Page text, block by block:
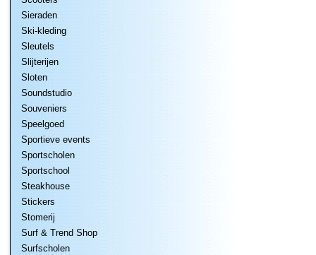
Sieraden
Ski-kleding
Sleutels
Slijterijen
Sloten
Soundstudio
Souveniers
Speelgoed
Sportieve events
Sportscholen
Sportschool
Steakhouse
Stickers
Stomerij
Surf & Trend Shop
Surfscholen